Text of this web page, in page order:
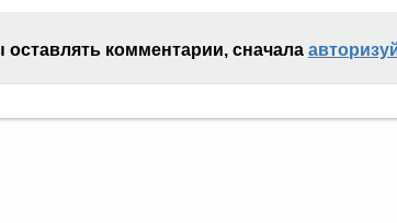
оставлять комментарии, сначала